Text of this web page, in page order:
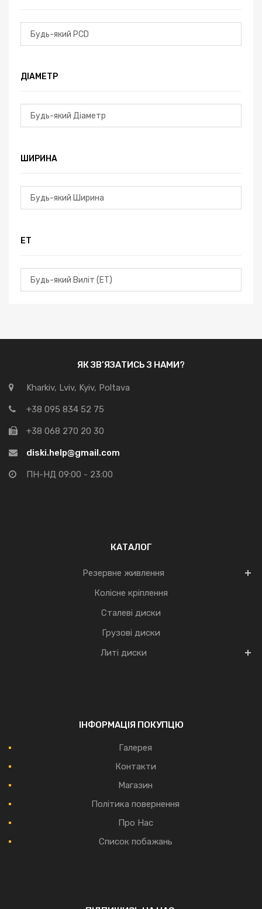
ДІАМЕТР
ШИРИНА
ЕТ
ЯК ЗВ’ЯЗАТИСЬ З НАМИ?
Kharkiv, Lviv, Kyiv, Poltava
+38 095 834 52 75
+38 068 270 20 30
diski.help@gmail.com
ПН-НД 09:00 - 23:00
КАТАЛОГ
Резервне живлення
Колісне кріплення
Сталеві диски
Грузові диски
Литі диски
ІНФОРМАЦІЯ ПОКУПЦЮ
Галерея
Контакти
Магазин
Політика повернення
Про Нас
Список побажань